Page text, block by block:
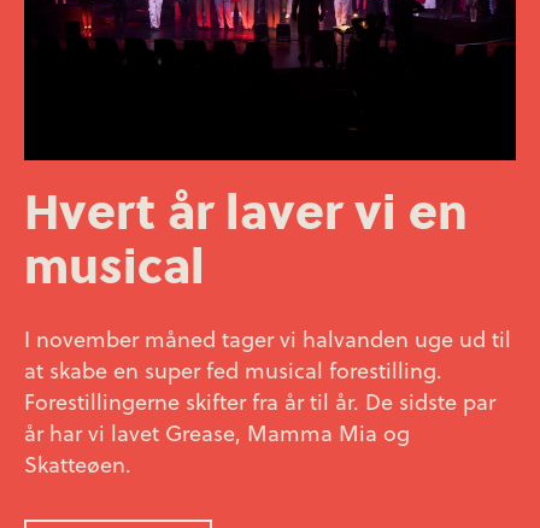
Hvert år laver vi en
musical
I november måned tager vi halvanden uge ud til
at skabe en super fed musical forestilling.
Forestillingerne skifter fra år til år. De sidste par
år har vi lavet Grease, Mamma Mia og
Skatteøen.